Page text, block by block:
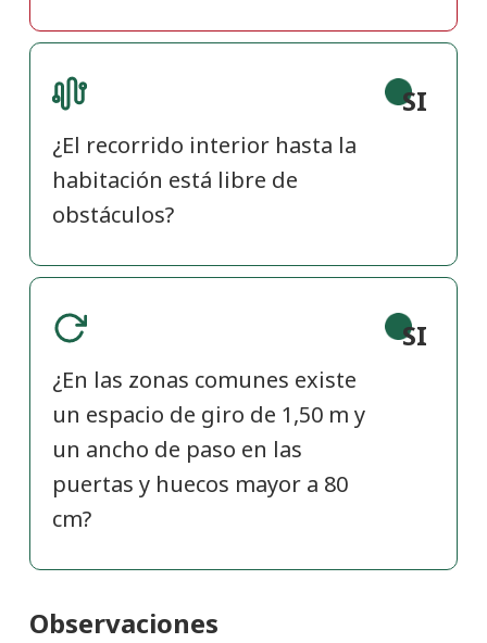
¿El recorrido interior hasta la
habitación está libre de
obstáculos?
SI
¿En las zonas comunes existe
un espacio de giro de 1,50 m y
un ancho de paso en las
puertas y huecos mayor a 80
cm?
SI
Observaciones